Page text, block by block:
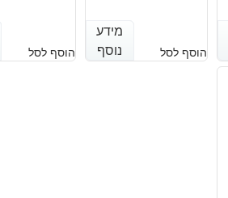
מידע
נוסף
הוסף לסל
מידע
נוסף
הוסף לסל